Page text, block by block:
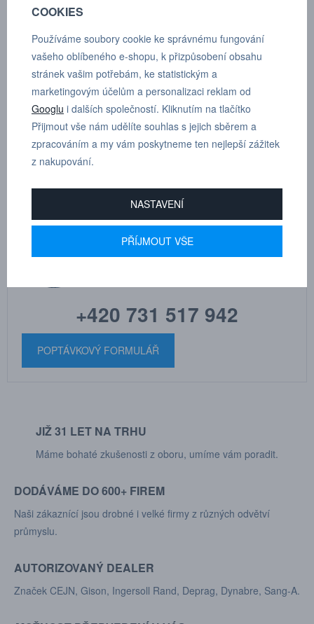
Rozmezí teplot: -30°C až +100°C
Max. pracovní tlak: 350 bar
Rozměry produktu: A 16 mm, B 36 mm, C 66 mm, D 9 mm
Podle závitu: WEO 1/2"
MARTIN
DRHOLEC
+420 731 517 942
POPTÁVKOVÝ FORMULÁŘ
JIŽ 31 LET NA TRHU
Máme bohaté zkušenosti z oboru, umíme vám poradit.
DODÁVÁME DO 600+ FIREM
Naši zákaznící jsou drobné i velké firmy z různých odvětví
průmyslu.
AUTORIZOVANÝ DEALER
Značek CEJN, Gison, Ingersoll Rand, Deprag, Dynabre, Sang-A.
COOKIES
Používáme soubory cookie ke správnému fungování
vašeho oblíbeného e-shopu, k přizpůsobení obsahu
stránek vašim potřebám, ke statistickým a
marketingovým účelům a personalizaci reklam od
Googlu i dalších společností. Kliknutím na tlačítko
Přijmout vše nám udělíte souhlas s jejich sběrem a
zpracováním a my vám poskytneme ten nejlepší zážitek
z nakupování.
NASTAVENÍ
PŘÍJMOUT VŠE